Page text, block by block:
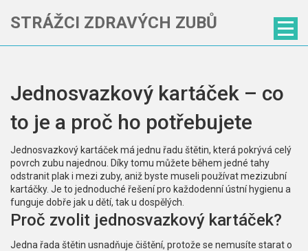
STRÁŽCI ZDRAVÝCH ZUBŮ
Jednosvazkový kartáček – co
to je a proč ho potřebujete
Jednosvazkový kartáček má jednu řadu štětin, která pokrývá celý
povrch zubu najednou. Díky tomu můžete během jedné tahy
odstranit plak i mezi zuby, aniž byste museli používat mezizubní
kartáčky. Je to jednoduché řešení pro každodenní ústní hygienu a
funguje dobře jak u dětí, tak u dospělých.
Proč zvolit jednosvazkový kartáček?
Jedna řada štětin usnadňuje čištění, protože se nemusíte starat o